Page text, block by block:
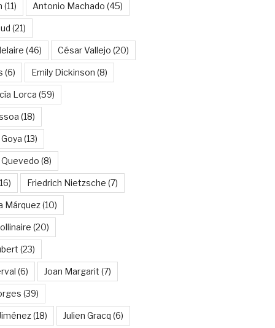
(11) Antonio Machado (45)
(21)
(46) César Vallejo (20)
(6) Emily Dickinson (8)
Lorca (59)
(18)
(13)
(8)
Friedrich Nietzsche (7)
Márquez(10)
(20)
(23)
(6) Joan Margarit (7)
(39)
(18) Julien Gracq (6)